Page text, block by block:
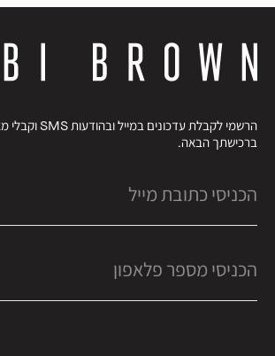
ברכישתך הבאה.